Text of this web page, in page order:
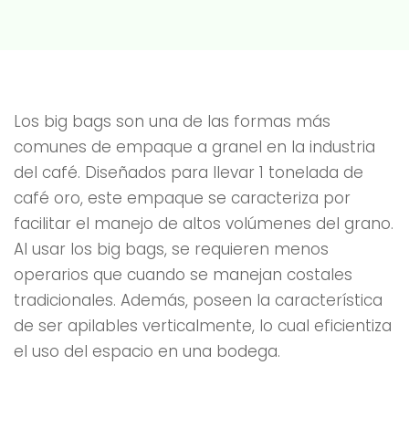
Los big bags son una de las formas más
comunes de empaque a granel en la industria
del café. Diseñados para llevar 1 tonelada de
café oro, este empaque se caracteriza por
facilitar el manejo de altos volúmenes del grano.
Al usar los big bags, se requieren menos
operarios que cuando se manejan costales
tradicionales. Además, poseen la característica
de ser apilables verticalmente, lo cual eficientiza
el uso del espacio en una bodega.